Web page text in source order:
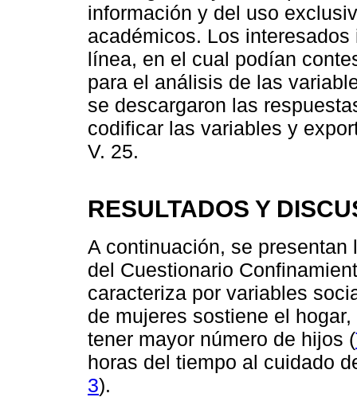
información y del uso
académicos. Los
línea, en el cual podían
para el análisis de las
se descargaron las
codificar las variables y
V. 25.
RESULTADOS Y
A continuación, se
del Cuestionario
caracteriza por variables
de mujeres sostiene el
tener mayor número de hijos (
horas del tiempo al cuidado
3).